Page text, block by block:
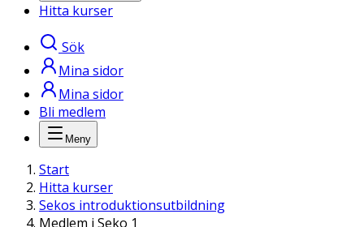
Hitta kurser
Sök
Mina sidor
Mina sidor
Bli medlem
Meny
Start
Hitta kurser
Sekos introduktionsutbildning
Medlem i Seko 1